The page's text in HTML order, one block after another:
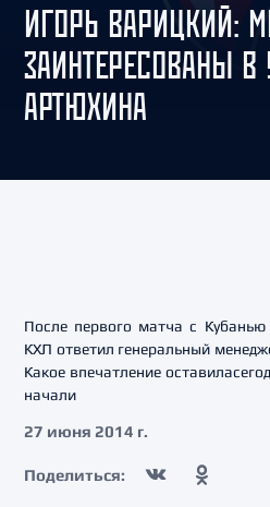
ИГОРЬ ВАРИЦКИЙ:
ЗАИНТЕРЕСОВАНЫ В
АРТЮХИНА
После первого матча с
КХЛ ответил генеральный
Какое впечатление
начали
27 июня 2014 г.
Поделиться: